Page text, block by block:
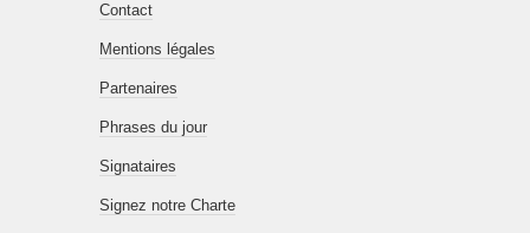
Contact
Mentions légales
Partenaires
Phrases du jour
Signataires
Signez notre Charte